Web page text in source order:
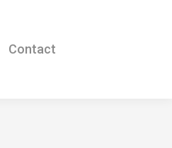
Contact